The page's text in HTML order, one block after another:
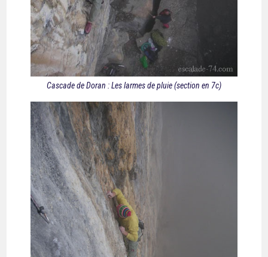
Cascade de Doran : Les larmes de pluie (section en 7c)